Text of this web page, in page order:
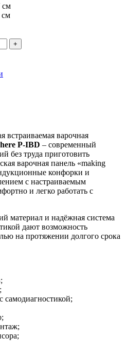
см
см
встраиваемая варочная
P-IBD – современный
без труда приготовить
варочная панель «making
конфорки и
с настраиваемым
и легко работать с
материал и надёжная система
дают возможность
на протяжении долгого срока
самодиагностикой;